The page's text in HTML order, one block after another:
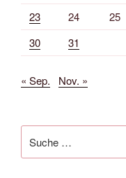
23
24 25
30
31
« Sep. Nov. »
nach: